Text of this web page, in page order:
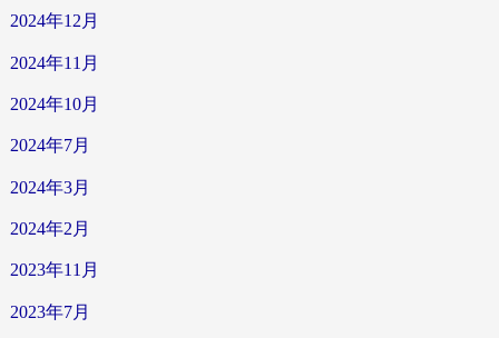
2024年12月
2024年11月
2024年10月
2024年7月
2024年3月
2024年2月
2023年11月
2023年7月